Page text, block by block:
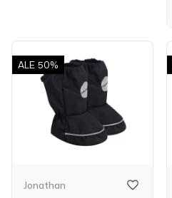
ALE 50%
Jonathan